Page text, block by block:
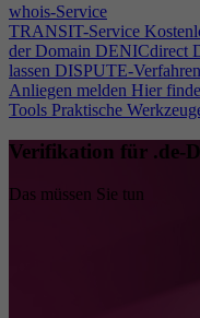
whois-Service
TRANSIT-Service
der Domain DENICdirect
lassen DISPUTE-Verfahren
Anliegen melden Hier
Tools Praktische
Verifikation für .de-
Das müssen Sie tun